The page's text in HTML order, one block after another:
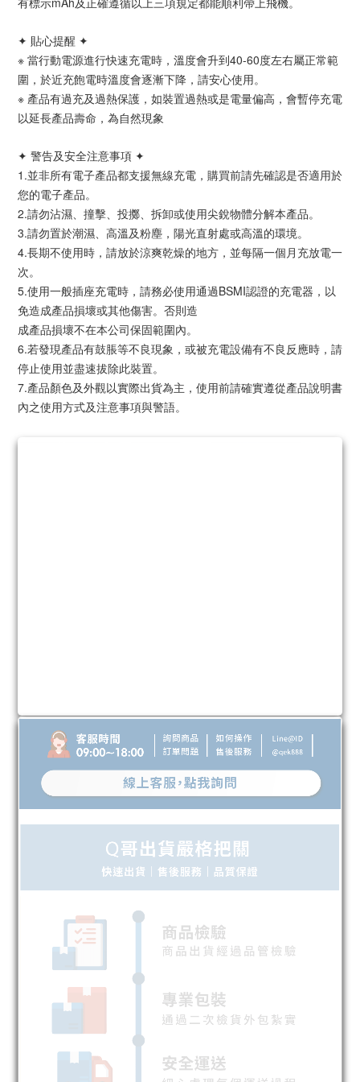
✦ 貼心提醒 ✦
※ 當行動電源進行快速充電時，溫度會升到40-60度左右屬正常範
圍，於近充飽電時溫度會逐漸下降，請安心使用。
※ 產品有過充及過熱保護，如裝置過熱或是電量偏高，會暫停充電
以延長產品壽命，為自然現象
✦ 警告及安全注意事項 ✦
1.並非所有電子產品都支援無線充電，購買前請先確認是否適用於
您的電子產品。
2.請勿沾濕、撞擊、投擲、拆卸或使用尖銳物體分解本產品。
3.請勿置於潮濕、高溫及粉塵，陽光直射處或高溫的環境。
4.長期不使用時，請放於涼爽乾燥的地方，並每隔一個月充放電一
次。
5.使用一般插座充電時，請務必使用通過BSMI認證的充電器，以
免造成產品損壞或其他傷害。否則造
成產品損壞不在本公司保固範圍內。
6.若發現產品有鼓脹等不良現象，或被充電設備有不良反應時，請
停止使用並盡速拔除此裝置。
7.產品顏色及外觀以實際出貨為主，使用前請確實遵從產品說明書
內之使用方式及注意事項與警語。